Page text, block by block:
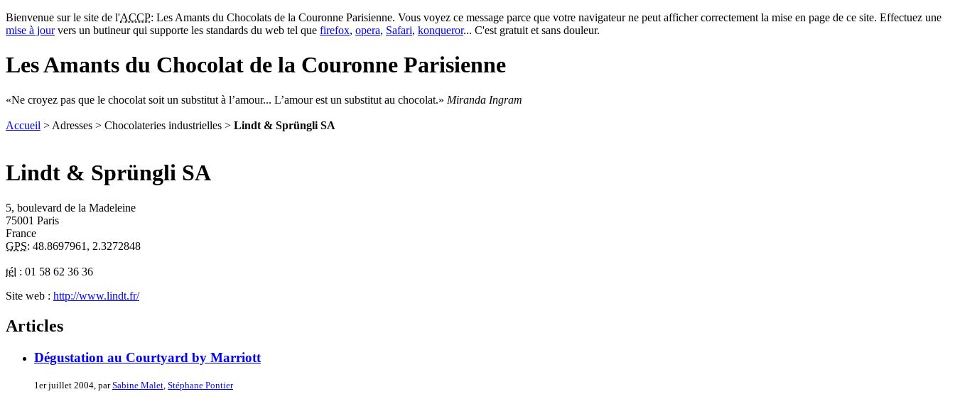
Bienvenue sur le site de l'ACCP: Les Amants du Chocolats de la Couronne Parisienne. Vous voyez ce message parce que votre navigateur ne peut afficher correctement la mise en page de ce site. Effectuez une
mise à jourvers un butineur qui supporte les standards du web tel que firefox, opera, Safari, konqueror... C'est gratuit et sans douleur.
Les Amants du Chocolat de la Couronne Parisienne
Ne croyez pas que le chocolat soit un substitut à l’amour... L’amour est un substitut au chocolat. Miranda Ingram
Accueil > Adresses > Chocolateries industrielles > Lindt & Sprüngli SA
Lindt & Sprüngli SA
5, boulevard de la Madeleine
75001 Paris
France
GPS: 48.8697961 , 2.3272848
tél : 01 58 62 36 36
Site web : http://www.lindt.fr/
Articles
Dégustation au Courtyard by Marriott
1er juillet 2004, parSabine Malet, Stéphane Pontier